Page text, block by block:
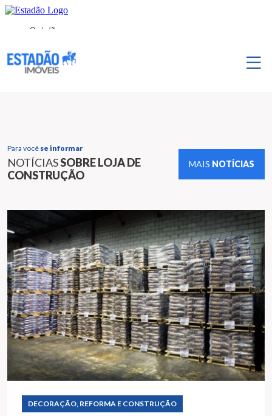
Para você se informar
NOTÍCIASSOBRE LOJA DE
CONSTRUÇÃO
MAIS NOTÍCIAS
DECORAÇÃO, REFORMA E CONSTRUÇÃO